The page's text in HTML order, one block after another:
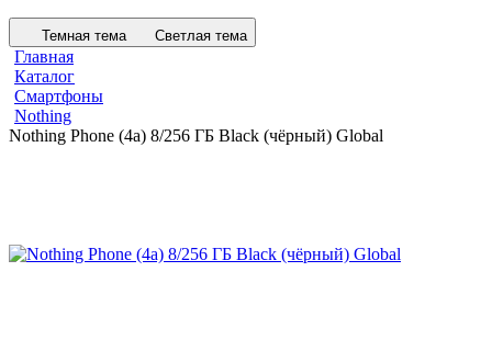
Темная тема Светлая тема
Главная
Каталог
Смартфоны
Nothing
Nothing Phone (4a) 8/256 ГБ Black (чёрный) Global